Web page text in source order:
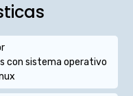
con sistema operativo